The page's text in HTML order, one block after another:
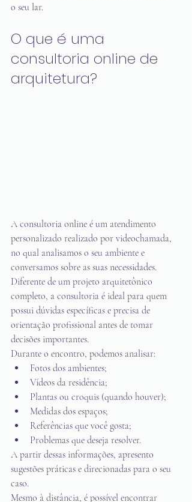
o seu lar.
O que é uma
consultoria online de
arquitetura?
A consultoria online é um atendimento
personalizado realizado por videochamada,
no qual analisamos o seu ambiente e
conversamos sobre as suas necessidades.
Diferente de um projeto arquitetônico
completo, a consultoria é ideal para quem
possui dúvidas específicas e precisa de
orientação profissional antes de tomar
decisões importantes.
Durante o encontro, podemos analisar:
Fotos dos ambientes;
Vídeos da residência;
Plantas ou croquis (quando houver);
Medidas dos espaços;
Referências que você gosta;
Problemas que deseja resolver.
A partir dessas informações, apresento
sugestões práticas e direcionadas para o seu
caso.
Mesmo à distância, é possível encontrar